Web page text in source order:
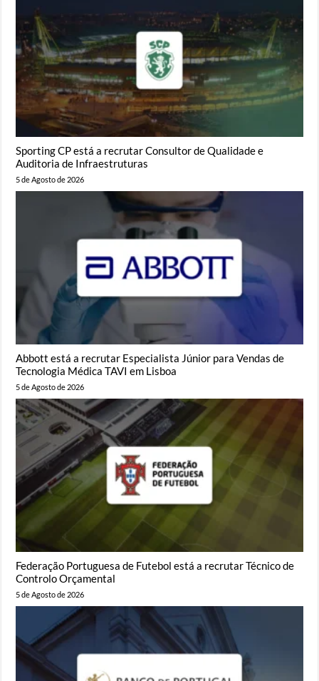
Sporting CP está a recrutar Consultor de Qualidade e
Auditoria de Infraestruturas
5 de Agosto de 2026
Abbott está a recrutar Especialista Júnior para Vendas de
Tecnologia Médica TAVI em Lisboa
5 de Agosto de 2026
Federação Portuguesa de Futebol está a recrutar Técnico de
Controlo Orçamental
5 de Agosto de 2026